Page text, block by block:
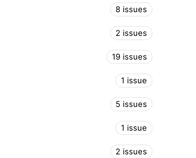
8 issues
2 issues
19 issues
1 issue
5 issues
1 issue
2 issues